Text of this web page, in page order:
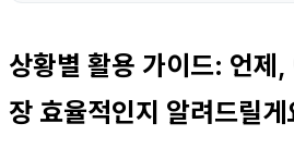
상황별 활용 가이드: 언제
장 효율적인지 알려드릴게